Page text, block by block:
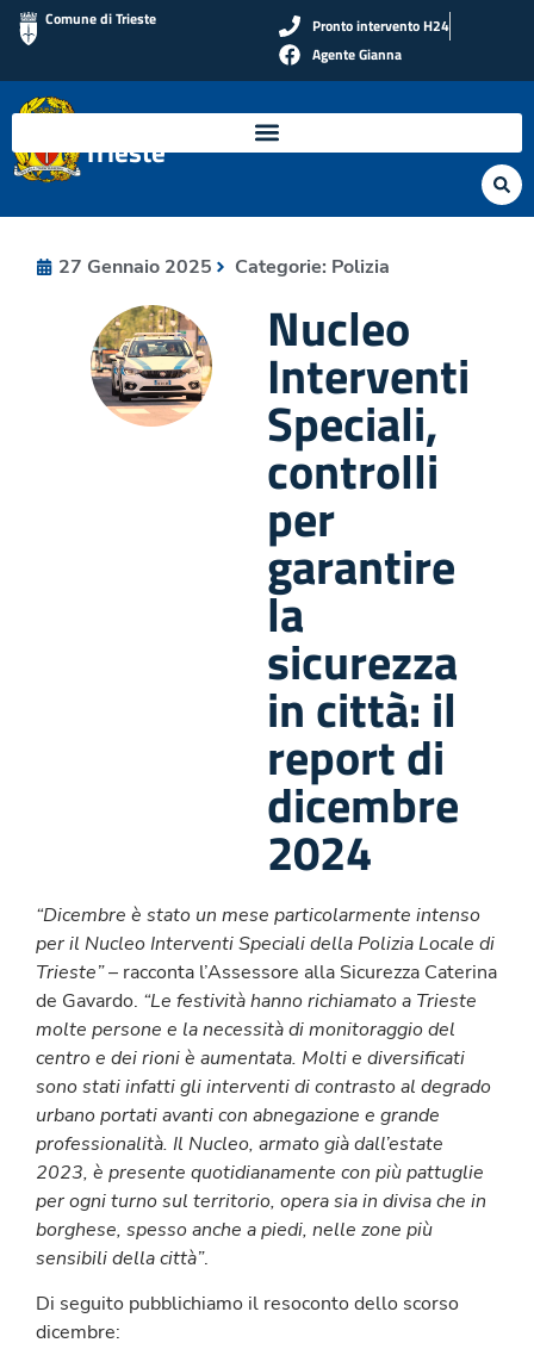
Comune di Trieste
Pronto intervento H24
Agente Gianna
Polizia Locale di
Trieste
27 Gennaio 2025 Categorie: Polizia
Nucleo
Interventi
Speciali,
controlli
per
garantire
la
sicurezza
in città: il
report di
dicembre
2024
“Dicembre è stato un mese particolarmente intenso
per il Nucleo Interventi Speciali della Polizia Locale di
Trieste”– racconta l’Assessore alla Sicurezza Caterina
de Gavardo. “Le festività hanno richiamato a Trieste
molte persone e la necessità di monitoraggio del
centro e dei rioni è aumentata. Molti e diversificati
sono stati infatti gli interventi di contrasto al degrado
urbano portati avanti con abnegazione e grande
professionalità. Il Nucleo, armato già dall’estate
2023, è presente quotidianamente con più pattuglie
per ogni turno sul territorio, opera sia in divisa che in
borghese, spesso anche a piedi, nelle zone più
sensibili della città”.
Di seguito pubblichiamo il resoconto dello scorso
dicembre: